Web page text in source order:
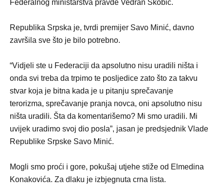
Federalnog ministarstva pravde Vedran Škobić.
Republika Srpska je, tvrdi premijer Savo Minić, davno
završila sve što je bilo potrebno.
“Vidjeli ste u Federaciji da apsolutno nisu uradili ništa i
onda svi treba da trpimo te posljedice zato što za takvu
stvar koja je bitna kada je u pitanju sprečavanje
terorizma, sprečavanje pranja novca, oni apsolutno nisu
ništa uradili. Šta da komentarišemo? Mi smo uradili. Mi
uvijek uradimo svoj dio posla”, jasan je predsjednik Vlade
Republike Srpske Savo Minić.
Mogli smo proći i gore, pokušaj utjehe stiže od Elmedina
Konakovića. Za dlaku je izbjegnuta crna lista.